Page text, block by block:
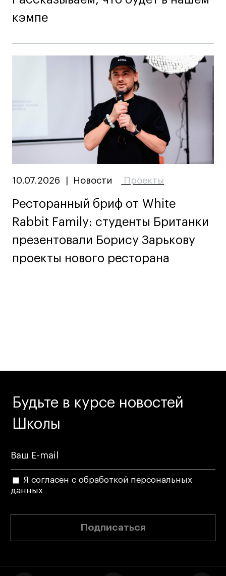
Публичная оферта
Условия возврата
деятельности АНО ВО «Универсальный
кэмпе
10.07.2026 Новости Проекты
Ресторанный бриф от White
Rabbit Family: студенты Британки
презентовали Борису Зарькову
проекты нового ресторана
Будьте в курсе новостей
Школы
Я согласен с обработкой персональных
данных
Подписаться